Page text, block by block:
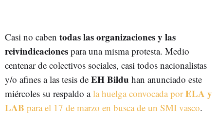
Casi no caben todas las organizaciones y las
reivindicaciones para una misma protesta. Medio
centenar de colectivos sociales, casi todos nacionalistas
y/o afines a las tesis de EH Bildu han anunciado este
miércoles su respaldo ala huelga convocada porELA y
LAB para el 17 de marzo en busca de un SMI vasco.